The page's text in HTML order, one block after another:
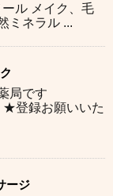
ル メイク、毛
ミネラル ...
局です
★登録お願いいた
ージ